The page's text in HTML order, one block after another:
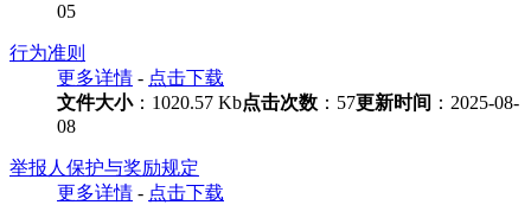
05
行为准则
更多详情 - 点击下载
文件大小：1020.57 Kb点击次数 ：57更新时间 ：2025-08-
08
举报人保护与奖励规定
更多详情 - 点击下载